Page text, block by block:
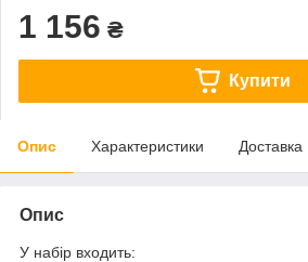
1 156 ₴
Купити
Опис Характеристики Доставка
Опис
У набір входить: